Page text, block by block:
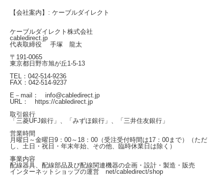
【会社案内】: ケーブルダイレクト
ケーブルダイレクト株式会社
cabledirect.jp
代表取締役 手塚 龍太
〒191-0065
東京都日野市旭が丘1-5-13
TEL：042-514-9236
FAX：042-514-9237
E－mail： info@cabledirect.jp
URL： https://cabledirect.jp
取引銀行
「三菱UFJ銀行」、「みずほ銀行」、「三井住友銀行」
営業時間
月曜日～金曜日 9：00～18：00（受注受付時間は17：00まで）
（ただ
し、土日・祝日・年末年始、その他、臨時休業日は除く）
事業内容
配線器具、配線部品及び配線関連機器の企画・設計・製造・販売
インターネットショップの運営 net/cabledirect/shop